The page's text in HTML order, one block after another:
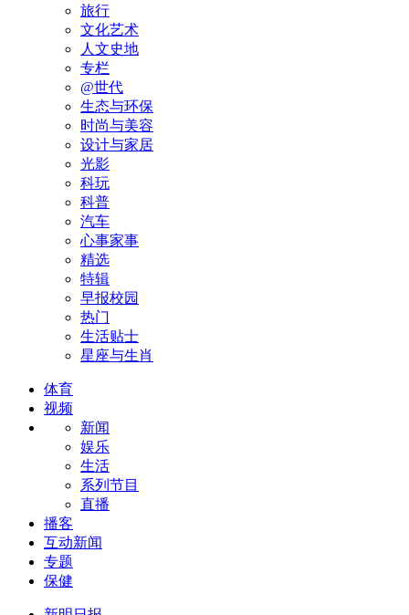
旅行
文化艺术
人文史地
专栏
@世代
生态与环保
时尚与美容
设计与家居
光影
科玩
科普
汽车
心事家事
精选
特辑
早报校园
热门
生活贴士
星座与生肖
体育
视频
新闻
娱乐
生活
系列节目
直播
播客
互动新闻
专题
保健